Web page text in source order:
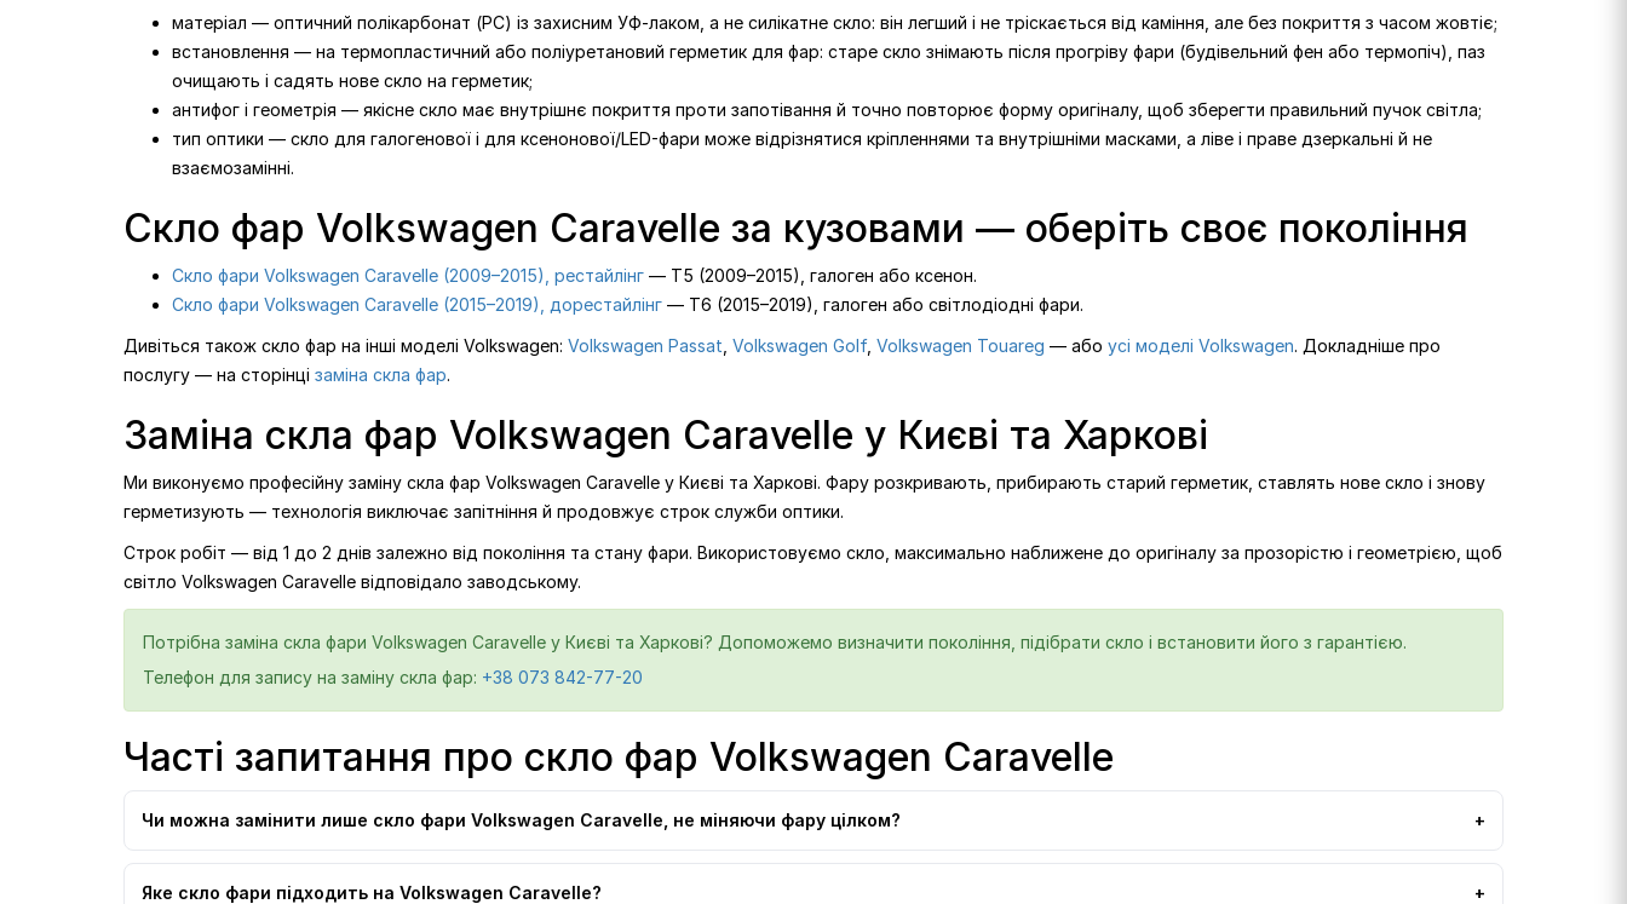
матеріал — оптичний полікарбонат (PC) із захисним УФ-лаком, а не силікатне скло: він легший і не тріскається від каміння, але без покриття з часом жовтіє;
встановлення — на термопластичний або поліуретановий герметик для фар: старе скло знімають після прогріву фари (будівельний фен або термопіч), паз
очищають і садять нове скло на герметик;
антифог і геометрія — якісне скло має внутрішнє покриття проти запотівання й точно повторює форму оригіналу, щоб зберегти правильний пучок світла;
тип оптики — скло для галогенової і для ксенонової/LED-фари може відрізнятися кріпленнями та внутрішніми масками, а ліве і праве дзеркальні й не
взаємозамінні.
Скло фар Volkswagen Caravelle за кузовами — оберіть своє покоління
Скло фари Volkswagen Caravelle (2009–2015), рестайлінг — T5 (2009–2015), галоген або ксенон.
Скло фари Volkswagen Caravelle (2015–2019), дорестайлінг — T6 (2015–2019), галоген або світлодіодні фари.
Дивіться також скло фар на інші моделі Volkswagen: Volkswagen Passat Volkswagen Golf, Volkswagen Touareg — або усі моделі Volkswagen. Докладніше про
послугу — на сторінці заміна скла фар.
Заміна скла фар Volkswagen Caravelle у Києві та Харкові
Ми виконуємо професійну заміну скла фар Volkswagen Caravelle у Києві та Харкові. Фару розкривають, прибирають старий герметик, ставлять нове скло і знову
герметизують — технологія виключає запітніння й продовжує строк служби оптики.
Строк робіт — від 1 до 2 днів залежно від покоління та стану фари. Використовуємо скло, максимально наближене до оригіналу за прозорістю і геометрією, щоб
світло Volkswagen Caravelle відповідало заводському.
Потрібна заміна скла фари Volkswagen Caravelle у Києві та Харкові? Допоможемо визначити покоління, підібрати скло і встановити його з гарантією.
Телефон для запису на заміну скла фар: +38 073 842-77-20
Часті запитання про скло фар Volkswagen Caravelle
Чи можна замінити лише скло фари Volkswagen Caravelle, не міняючи фару цілком?
Яке скло фари підходить на Volkswagen Caravelle?